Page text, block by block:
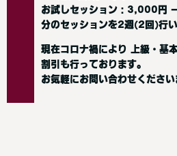
お試しセッション：3,000円
分のセッションを2週(2回)行い
現在コロナ禍により 上級・基
割引も行っております。
お気軽にお問い合わせください